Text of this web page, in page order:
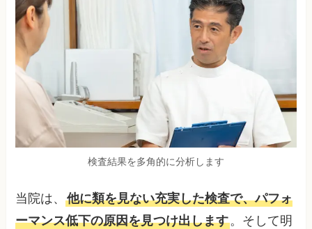
検査結果を多角的に分析します
当院は、他に類を見ない充実した検査で、パフォ
ーマンス低下の原因を見つけ出します。そして明